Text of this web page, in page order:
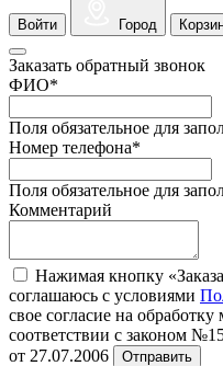
Войти Город
Заказать обратный звонок
ФИО*
Поля обязательное для
Номер телефона*
Поля обязательное для
Комментарий
Нажимая кнопку
соглашаюсь с условиями
свое согласие на
соответствии с законом
от 27.07.2006
Отправить